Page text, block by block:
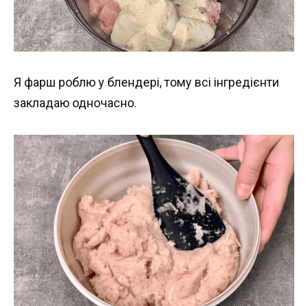
Я фарш роблю у блендері, тому всі інгредієнти
закладаю одночасно.